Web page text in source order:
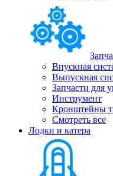
Впускная
Выпускная
Запчасти для
Инструмент
Кронштейны
Смотреть все
Лодки и катера